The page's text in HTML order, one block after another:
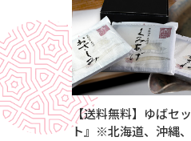
【送料無料】ゆばセ
ト』※北海道、沖縄